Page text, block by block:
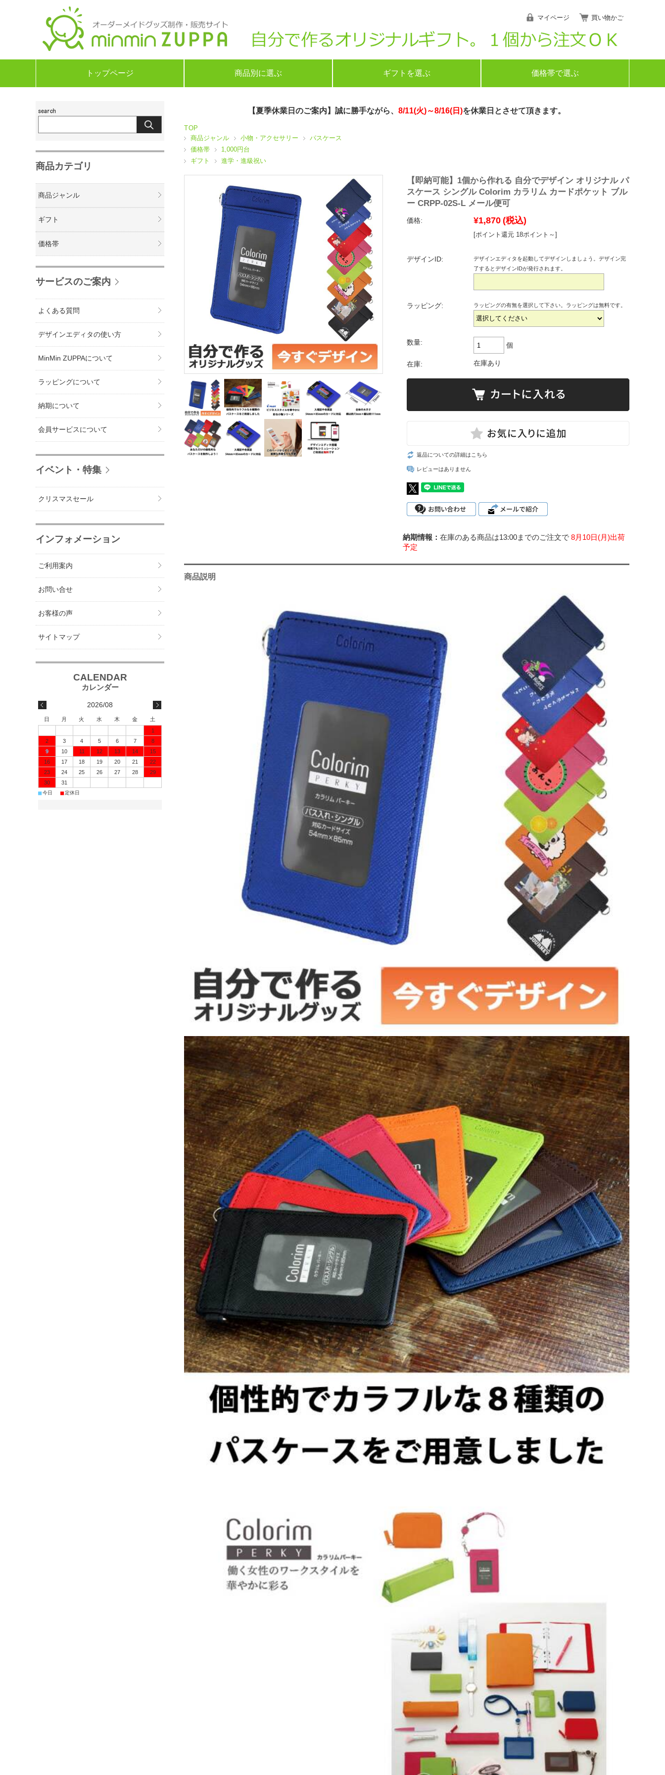
マイページ 買い物かご
トップページ 商品別に選ぶ ギフトを選ぶ 価格帯で選ぶ
【夏季休業日のご案内】誠に勝手ながら、 8/11(火)～8/16(日)を休業日とさせて頂きます。
TOP
商品ジャンル
小物・アクセサリー
パスケース
価格帯
1,000円台
ギフト
進学・進級祝い
【即納可能】1個から作れる 自分でデザイン オリジナル パ
スケース シングル Colorim カラリム カードポケット ブル
ー CRPP-02S-L メール便可
価格: ¥1,870 (税込)
[ポイント還元 18ポイント～]
デザインID:
デザインエディタを起動してデザインしましょう。デザイン完
了するとデザインIDが発行されます。
ラッピング: ラッピングの有無を選択して下さい。ラッピングは無料です。
数量: 個
在庫: 在庫あり
返品についての詳細はこちら
レビューはありません
在庫のある商品は13:00までのご注文で 8月10日(月)出荷
予定
商品説明
商品カテゴリ
商品ジャンル
ギフト
価格帯
サービスのご案内
よくある質問
デザインエディタの使い方
MinMin ZUPPAについて
ラッピングについて
納期について
会員サービスについて
イベント・特集
クリスマスセール
インフォメーション
ご利用案内
お問い合せ
お客様の声
サイトマップ
2026/08
日 月 火 水 木 金
土
1
2
3 4 5 6 7
8
9
10 11 12 13 14
15
16
17 18 19 20 21
22
23
24 25 26 27 28
29
30
31
■今日 ■定休日